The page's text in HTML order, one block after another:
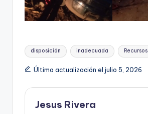
Etiquetas:
disposición inadecuada Recursos
Última actualización el julio 5, 2026
Jesus Rivera